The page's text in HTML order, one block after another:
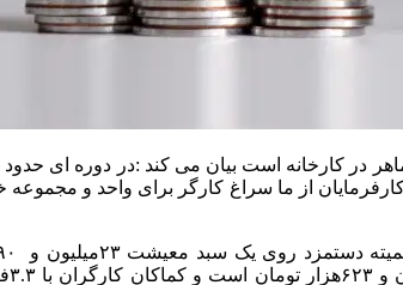
از ما سراغ کارگر برای واحد و